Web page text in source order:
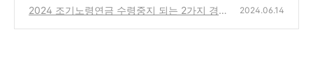
인 조회방법은?(+퇴직금 계산기!)
(0)
2024 조기노령연금 수령중지 되는 2가지 경우
2024.06.14